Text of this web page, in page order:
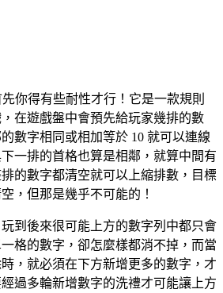
你得有些耐性才行！它是一款規則
在遊戲盤中會預先給玩家幾排的數
數字相同或相加等於 10 就可以連線
一排的首格也算是相鄰，就算中間有
的數字都清空就可以上縮排數，目標
，但那是幾乎不可能的！
到後來很可能上方的數字列中都只會
格的數字，卻怎麼樣都消不掉，而當
，就必須在下方新增更多的數字，才
過多輪新增數字的洗禮才可能讓上方